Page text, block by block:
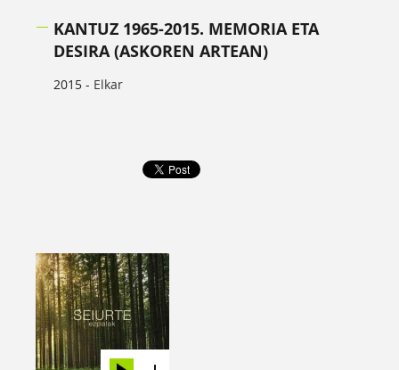
KANTUZ 1965-2015. MEMORIA ETA
DESIRA (ASKOREN ARTEAN)
2015 - Elkar